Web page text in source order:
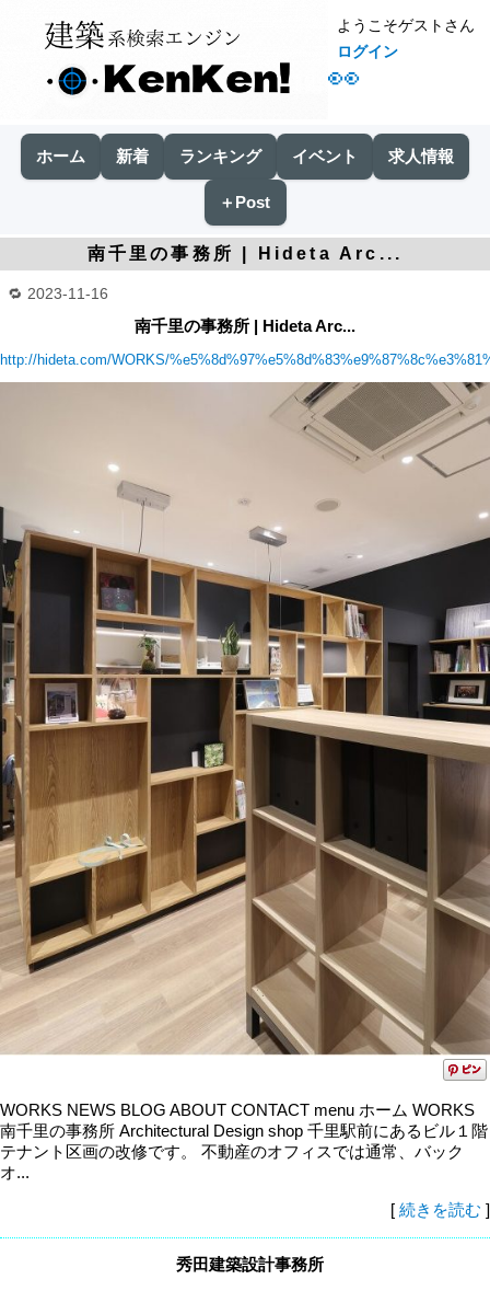
👀
ようこそゲストさん
ログイン
ホーム 新着 ランキング イベント 求人情報
＋Post
南千里の事務所 | Hideta Arc...
2023-11-16
南千里の事務所 | Hideta Arc...
http://hideta.com/WORKS/
WORKS NEWS BLOG ABOUT CONTACT menu ホーム WORKS
南千里の事務所 Architectural Design shop 千里駅前にあるビル１階
テナント区画の改修です。 不動産のオフィスでは通常、バック
オ...
[ 続きを読む ]
秀田建築設計事務所